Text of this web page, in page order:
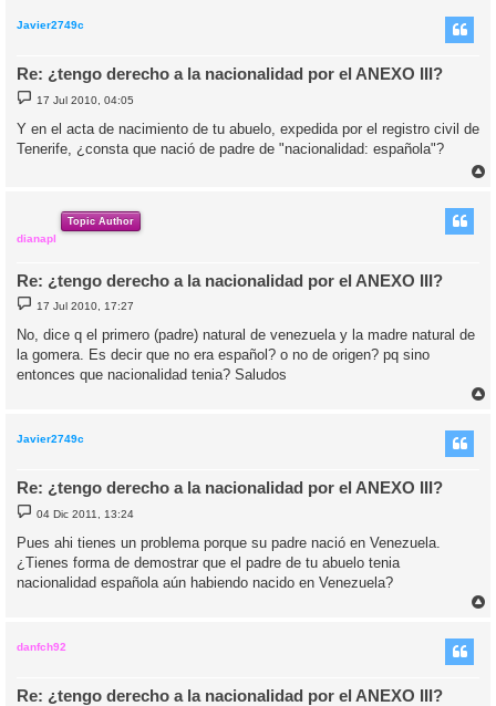
Javier2749c
Re: ¿tengo derecho a la nacionalidad por el ANEXO III?
M
e
s
a
17 Jul 2010, 04:05
Y en el acta de nacimiento de tu abuelo, expedida por el registro civil de
Tenerife, ¿consta que nació de padre de "nacionalidad: española"?
Topic Author
dianapl
Re: ¿tengo derecho a la nacionalidad por el ANEXO III?
M
e
s
a
j
e
17 Jul 2010, 17:27
No, dice q el primero (padre) natural de venezuela y la madre natural de
la gomera. Es decir que no era español? o no de origen? pq sino
entonces que nacionalidad tenia? Saludos
Javier2749c
Re: ¿tengo derecho a la nacionalidad por el ANEXO III?
M
e
s
a
e
04 Dic 2011, 13:24
Pues ahi­ tienes un problema porque su padre nació en Venezuela.
¿Tienes forma de demostrar que el padre de tu abuelo teni­a
nacionalidad española aún habiendo nacido en Venezuela?
danfch92
Re: ¿tengo derecho a la nacionalidad por el ANEXO III?